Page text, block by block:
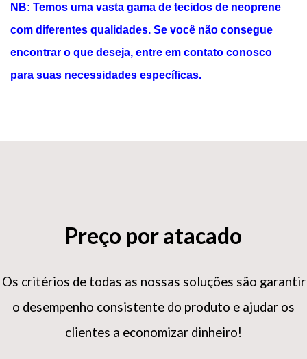
NB: Temos uma vasta gama de tecidos de neoprene
com diferentes qualidades. Se você não consegue
encontrar o que deseja, entre em contato conosco
para suas necessidades específicas.
Preço por atacado
Os critérios de todas as nossas soluções são garantir
o desempenho consistente do produto e ajudar os
clientes a economizar dinheiro!